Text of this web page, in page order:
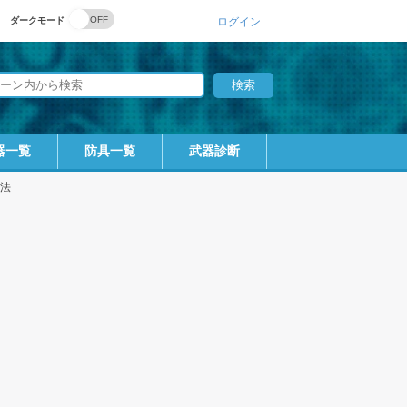
ダークモード ログイン
一覧 防具一覧 武器診断